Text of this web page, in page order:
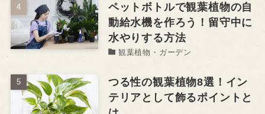
ペットボトルで観葉植物の自
動給水機を作ろう！留守中に
水やりする方法
観葉植物・ガーデン
つる性の観葉植物8選！イン
テリアとして飾るポイントと